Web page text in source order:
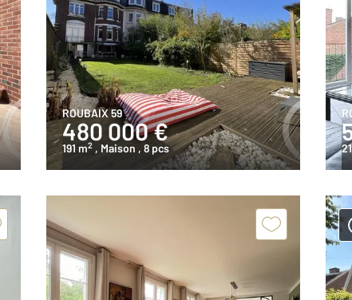
ROUBAIX 59
480 000 €
191 m2 , Maison , 8 pcs